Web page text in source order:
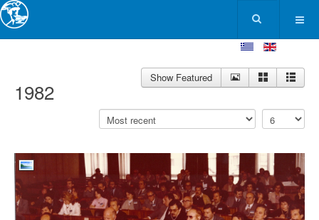
1982
Show Featured